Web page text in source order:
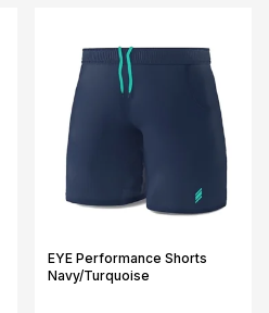
EYE Performance Shorts
Navy/Turquoise